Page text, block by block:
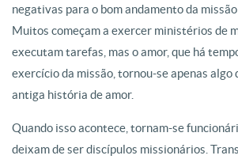
negativas para o bom andamento da
Muitos começam a exercer ministérios de
executam tarefas, mas o amor, que há
exercício da missão, tornou-se apenas algo
antiga história de amor.
Quando isso acontece, tornam-se
deixam de ser discípulos missionários.